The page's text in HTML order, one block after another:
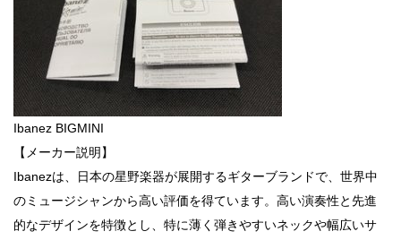
Ibanez BIGMINI
【メーカー説明】
Ibanezは、日本の星野楽器が展開するギターブランドで、世界中
のミュージシャンから高い評価を得ています。高い演奏性と先進
的なデザインを特徴とし、特に薄く弾きやすいネックや幅広いサ